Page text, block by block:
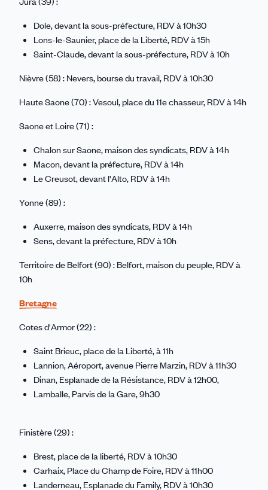
Dole, devant la sous-préfecture, RDV à 10h30
Lons-le-Saunier, place de la Liberté, RDV à 15h
Saint-Claude, devant la sous-préfecture, RDV à 10h
Nièvre (58) : Nevers, bourse du travail, RDV à 10h30
Haute Saone (70) : Vesoul, place du 11e chasseur, RDV à 14h
Saone et Loire (71) :
Chalon sur Saone, maison des syndicats, RDV à 14h
Macon, devant la préfecture, RDV à 14h
Le Creusot, devant l'Alto, RDV à 14h
Yonne (89) :
Auxerre, maison des syndicats, RDV à 14h
Sens, devant la préfecture, RDV à 10h
Territoire de Belfort (90) : Belfort, maison du peuple, RDV à
10h
Bretagne
Cotes d'Armor (22) :
Saint Brieuc, place de la Liberté, à 11h
Lannion, Aéroport, avenue Pierre Marzin, RDV à 11h30
Dinan, Esplanade de la Résistance, RDV à12h00,
Lamballe, Parvis de la Gare, 9h30
Finistère (29) :
Brest, place de la liberté, RDV à 10h30
Carhaix, Place du Champ de Foire, RDV à 11h00
Landerneau, Esplanade du Family, RDV à 10h30